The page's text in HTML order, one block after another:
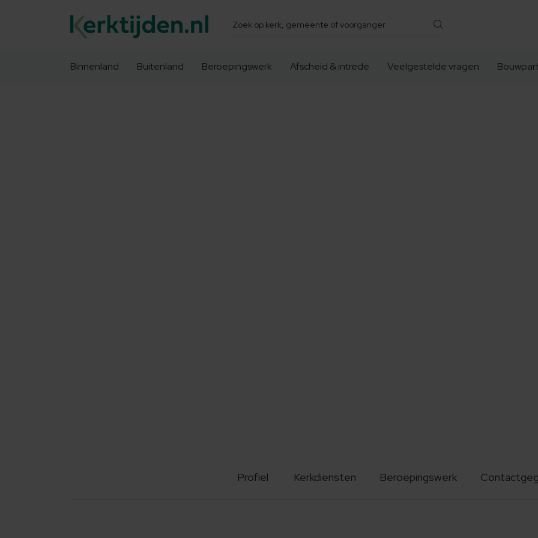
Zoeken
Binnenland Buitenland Beroepingswerk Afscheid & intrede Veelgestelde vragen
Profiel Kerkdiensten Beroepingswerk